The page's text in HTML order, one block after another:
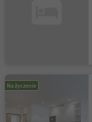
Na życzenie